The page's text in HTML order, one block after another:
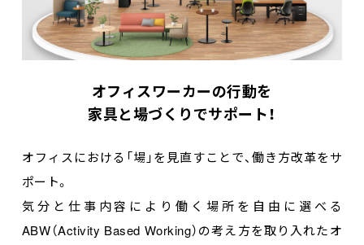
オフィスワーカーの行動を
家具と場づくりでサポート！
オフィスにおける「場」を見直すことで、働き方改革をサ
ポート。
気分と仕事内容により働く場所を自由に選べる
ABW（Activity Based Working）の考え方を取り入れたオ